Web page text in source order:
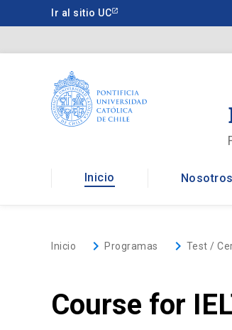
a
Ir al sitio UC
Inicio Nosotros
Inicio keyboard_arrow_rightProgramas keyboard_arrow_right Test /
Course for